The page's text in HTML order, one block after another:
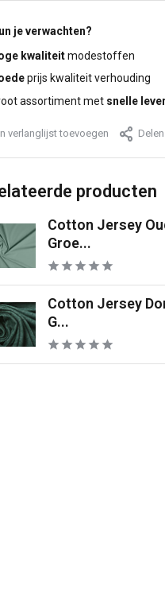
je verwachten?
kwaliteitmodestoffen
prijs kwaliteit verhouding
assortiment met snelle
verlanglijst toevoegen Delen
producten
Cotton Jersey
Groe...
Cotton Jersey
G...